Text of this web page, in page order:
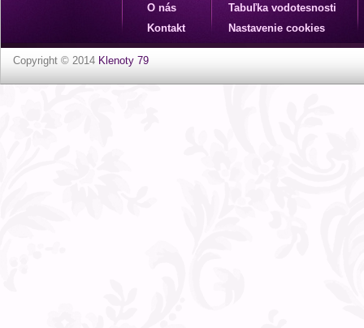
O nás
Kontakt
Tabuľka vodotesnosti
Nastavenie cookies
Copyright © 2014 Klenoty 79